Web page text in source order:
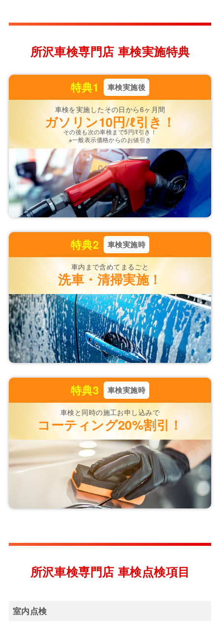
所沢車検専門店 車検実施特典
特典1 車検実施後
車検を実施したその日から6ヶ月間
ガソリン10円/ℓ引き！
その後も次の車検まで5円/ℓ引き！
※一般表示価格からのお値引き
特典2 車検実施時
車内まで含めてまるごと
洗車・清掃実施！
特典3 車検実施時
車検と同時の施工お申し込みで
コーティング20%割引！
所沢車検専門店 車検点検項目
室内点検